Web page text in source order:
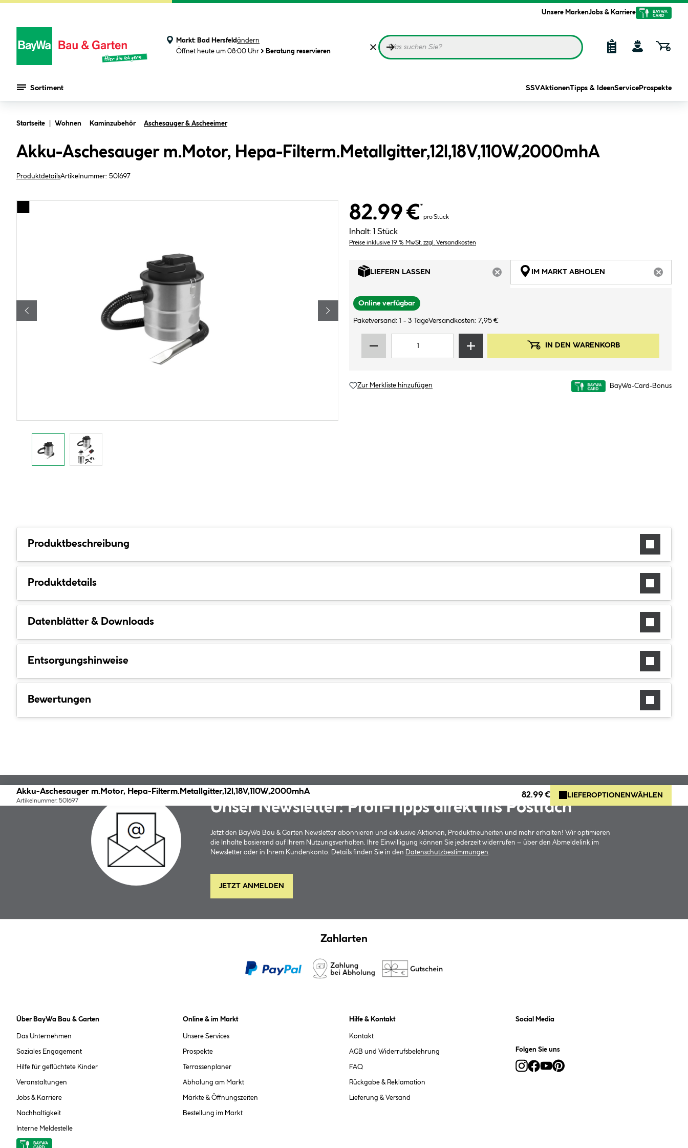
Unsere MarkenJobs & Karriere
Markt: Bad Hersfeldändern
Öffnet heute um 08:00 Uhr
Beratung reservieren
Sortiment SSVAktionenTipps & IdeenService Prospekte
Startseite Wohnen Kaminzubehör Aschesauger & Ascheeimer
Akku-Aschesauger m.Motor, Hepa-Filterm.Metallgitter,12l,18V,110W,2000mhA
ProduktdetailsArtikelnummer: 501697
82.99 €*
pro Stück
Inhalt: 1 Stück
Preise inklusive 19 % MwSt. zzgl. Versandkosten
LIEFERN LASSEN
ARTIKEL NICHT VERFÜGBAR
IM MARKT ABHOLEN
Online verfügbar
Paketversand: 1 - 3 TageVersandkosten: 7,95 €
IN DEN WARENKORB
Zur Merkliste hinzufügen BayWa-Card-Bonus
Produktbeschreibung
Produktdetails
Datenblätter & Downloads
Entsorgungshinweise
Bewertungen
Akku-Aschesauger m.Motor, Hepa-Filterm.Metallgitter,12l,18V,110W,2000mhA
Artikelnummer: 501697
82.99 € LIEFEROPTIONEN WÄHLEN
Unser Newsletter: Profi-Tipps direkt ins Postfach
Jetzt den BayWa Bau & Garten Newsletter abonnieren und exklusive Aktionen, Produktneuheiten und mehr erhalten! Wir optimieren
die Inhalte basierend auf Ihrem Nutzungsverhalten. Ihre Einwilligung können Sie jederzeit widerrufen – über den Abmeldelink im
Newsletter oder in Ihrem Kundenkonto. Details finden Sie in den
Datenschutzbestimmungen
JETZT ANMELDEN
Zahlarten
Über BayWa Bau & Garten
Das Unternehmen
Soziales Engagement
Hilfe für geflüchtete Kinder
Veranstaltungen
Jobs & Karriere
Nachhaltigkeit
Interne Meldestelle
Online & im Markt
Unsere Services
Prospekte
Terrassenplaner
Abholung am Markt
Märkte & Öffnungszeiten
Bestellung im Markt
Hilfe & Kontakt
Kontakt
AGB und Widerrufsbelehrung
FAQ
Rückgabe & Reklamation
Lieferung & Versand
Social Media
Folgen Sie uns